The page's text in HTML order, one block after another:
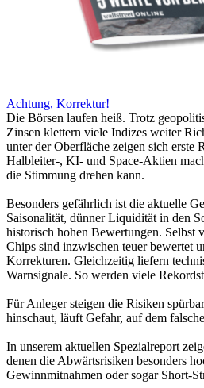
Achtung, Korrektur!
Die Börsen laufen heiß. Trotz
Zinsen klettern viele Indizes weiter
unter der Oberfläche zeigen sich erste
Halbleiter-, KI- und Space-Aktien
die Stimmung drehen kann.
Besonders gefährlich ist die aktuelle
Saisonalität, dünner Liquidität in den
historisch hohen Bewertungen. Selbst
Chips sind inzwischen teuer bewertet
Korrekturen. Gleichzeitig liefern
Warnsignale. So werden viele
Für Anleger steigen die Risiken
hinschaut, läuft Gefahr, auf dem
In unserem aktuellen Spezialreport
denen die Abwärtsrisiken besonders
Gewinnmitnahmen oder sogar Short-